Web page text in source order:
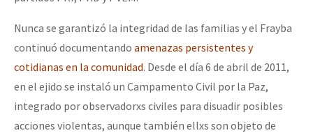
Nunca se garantizó la integridad de las familias y el Frayba
continuó documentando amenazas persistentes y
cotidianas en la comunidad. Desde el día 6 de abril de 2011,
en el ejido se instaló un Campamento Civil por la Paz,
integrado por observadorxs civiles para disuadir posibles
acciones violentas, aunque también ellxs son objeto de